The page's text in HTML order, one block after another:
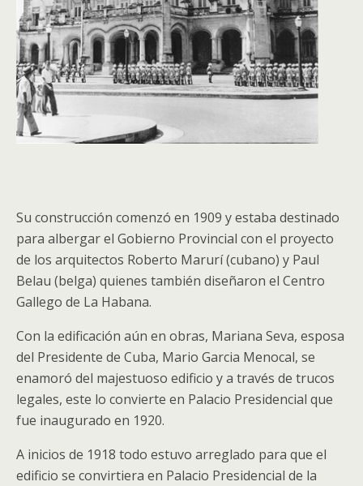
Su construcción comenzó en 1909 y estaba destinado
para albergar el Gobierno Provincial con el proyecto
de los arquitectos Roberto Marurí (cubano) y Paul
Belau (belga) quienes también diseñaron el Centro
Gallego de La Habana.
Con la edificación aún en obras, Mariana Seva, esposa
del Presidente de Cuba, Mario Garcia Menocal, se
enamoró del majestuoso edificio y a través de trucos
legales, este lo convierte en Palacio Presidencial que
fue inaugurado en 1920.
A inicios de 1918 todo estuvo arreglado para que el
edificio se convirtiera en Palacio Presidencial de la